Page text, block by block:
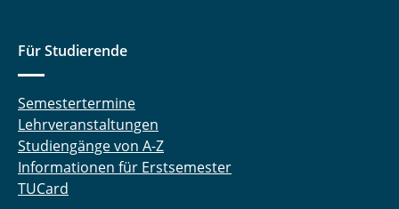
Für Studierende
Semestertermine
Lehrveranstaltungen
Studiengänge von A-Z
Informationen für Erstsemester
TUCard